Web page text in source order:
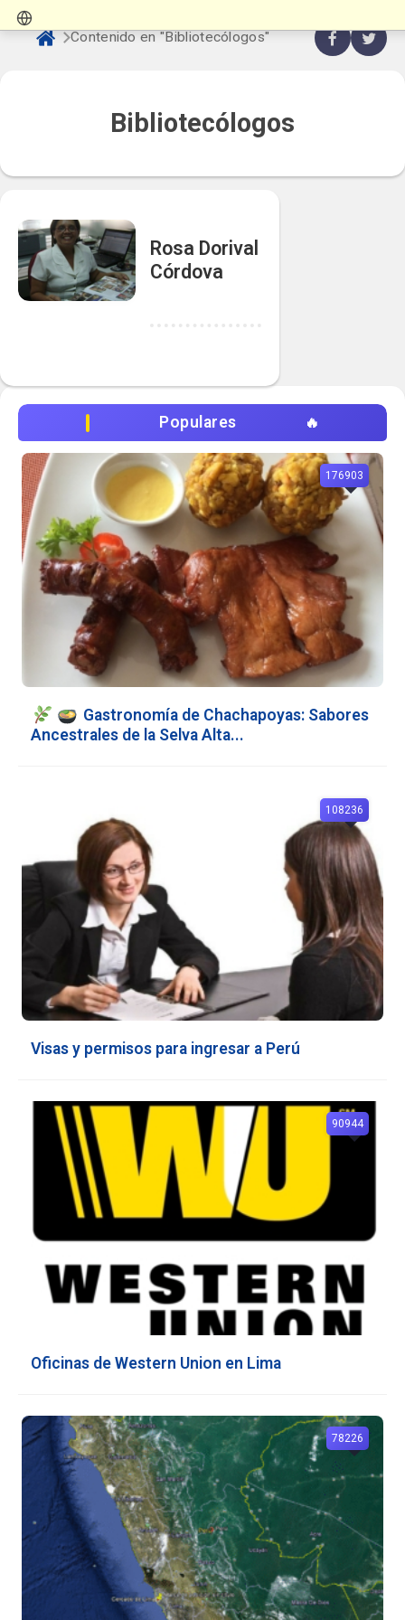
Contenido en "Bibliotecólogos"
Bibliotecólogos
Rosa Dorival
Córdova
Populares
Gastronomía de Chachapoyas: Sabores
Ancestrales de la Selva Alta...
176903
Visas y permisos para ingresar a Perú
108236
Oficinas de Western Union en Lima
90944
78226